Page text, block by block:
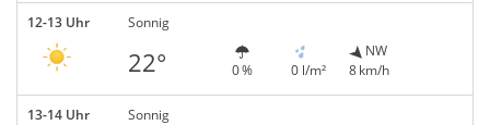
12-13 Uhr Sonnig
22° 0 % 0 l/m²
NW
8 km/h
13-14 Uhr Sonnig